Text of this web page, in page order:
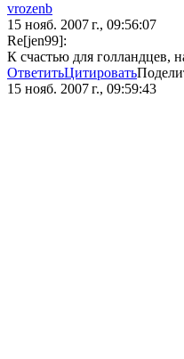
vrozenb
15 нояб. 2007 г., 09:56:07
Re[jen99]:
К счастью для голландцев,
ОтветитьЦитировать
15 нояб. 2007 г., 09:59:43